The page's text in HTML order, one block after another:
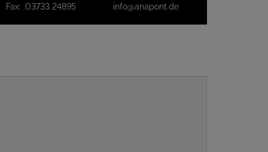
Fax: :03733 24895
info@anapont.de